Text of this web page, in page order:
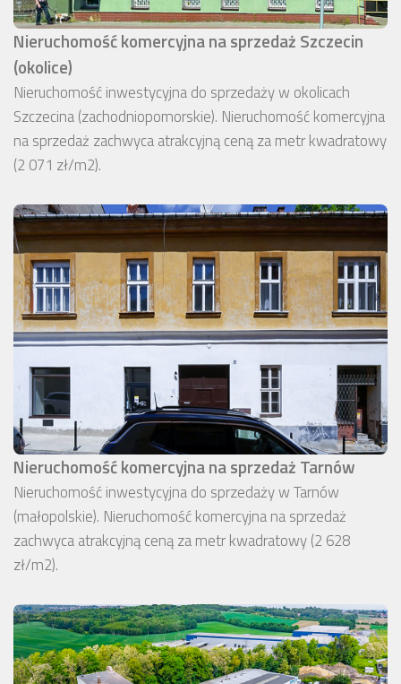
Nieruchomość komercyjna na sprzedaż Szczecin
(okolice)
Nieruchomość inwestycyjna do sprzedaży w okolicach
Szczecina (zachodniopomorskie). Nieruchomość komercyjna
na sprzedaż zachwyca atrakcyjną ceną za metr kwadratowy
(2 071 zł/m2).
Nieruchomość komercyjna na sprzedaż Tarnów
Nieruchomość inwestycyjna do sprzedaży w Tarnów
(małopolskie). Nieruchomość komercyjna na sprzedaż
zachwyca atrakcyjną ceną za metr kwadratowy (2 628
zł/m2).